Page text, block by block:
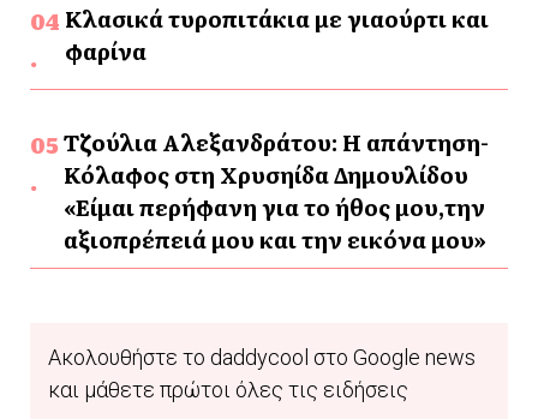
Κλασικά τυροπιτάκια με γιαούρτι και
φαρίνα
Τζούλια Αλεξανδράτου: Η απάντηση-
Κόλαφος στη Χρυσηίδα Δημουλίδου
«Είμαι περήφανη για το ήθος μου,την
αξιοπρέπειά μου και την εικόνα μου»
Ακολουθήστε το daddycool στο Google news
και μάθετε πρώτοι όλες τις ειδήσεις